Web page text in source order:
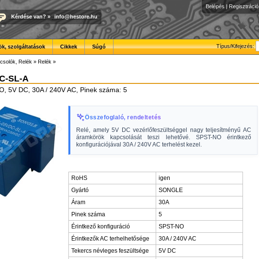
Belépés | Regisztráció
Kérdése van? » info@hestore.hu
Típus/Kifejezés:
szolgáltatások Cikkek Súgó
Relék » Relék »
SL-A
5V DC, 30A / 240V AC, Pinek száma: 5
Összefoglaló, rendeltetés
Relé, amely 5V DC vezérlőfeszültséggel nagy teljesítményű AC
áramkörök kapcsolását teszi lehetővé. SPST-NO érintkező
konfigurációjával 30A / 240V AC terhelést kezel.
RoHS
igen
Gyártó
SONGLE
Áram
30A
Pinek száma
5
Érintkező konfiguráció
SPST-NO
Érintkezők AC terhelhetősége
30A / 240V AC
Tekercs névleges feszültsége
5V DC